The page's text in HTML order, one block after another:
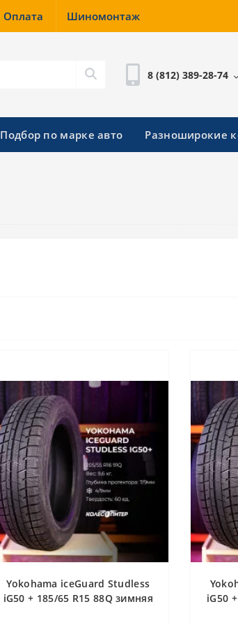
Оплата Шиномонтаж
8 (812) 389-28-74
Подбор по марке авто Разноширокие
Yokohama iceGuard Studless
iG50 + 185/65 R15 88Q зимняя
iG50